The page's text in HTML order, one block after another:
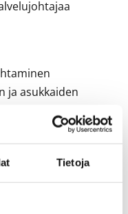
Tietoja
ja asukkaiden
omalla
ohjaaminen